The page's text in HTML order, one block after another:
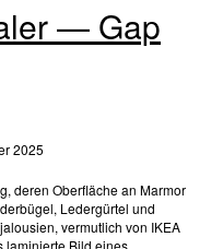
— Gap
2025
deren Oberfläche an Marmor
Ledergürtel und
vermutlich von IKEA
laminierte Bild eines